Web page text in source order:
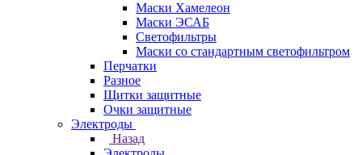
Маски Хамелеон
Маски ЭСАБ
Светофильтры
Маски со стандартным светофильтром
Перчатки
Разное
Щитки защитные
Очки защитные
Электроды
Назад